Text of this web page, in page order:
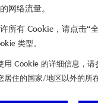
网络流量。
所有 Cookie，请点击“全
类型。
用 Cookie 的详细信息，请
居住的国家/地区以外的所